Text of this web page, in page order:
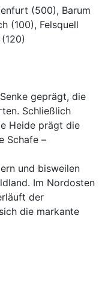
(500), Barum
(100), Felsquell
geprägt, die
Schließlich
Heide prägt die
Schafe –
und bisweilen
Im Nordosten
der
die markante